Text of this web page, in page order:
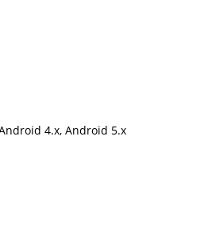
4.x, Android 5.x